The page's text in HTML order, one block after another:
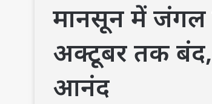
मानसून में जंगल
अक्टूबर तक
आनंद